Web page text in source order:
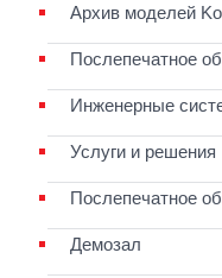
Архив моделей
Послепечатное
Инженерные
Услуги и решения
Послепечатное
Демозал